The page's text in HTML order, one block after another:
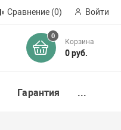
Сравнение (0) Войти
0
Корзина
0 руб.
Гарантия ...